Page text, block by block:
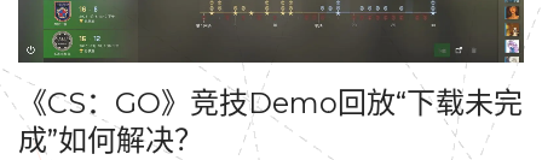
《CS：GO》竞技Demo回放“下载未完
成”如何解决？